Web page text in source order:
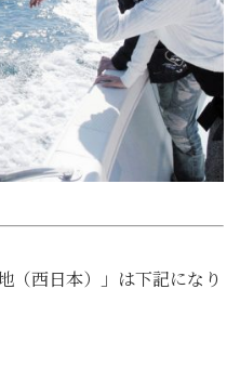
（西日本）」は下記になり